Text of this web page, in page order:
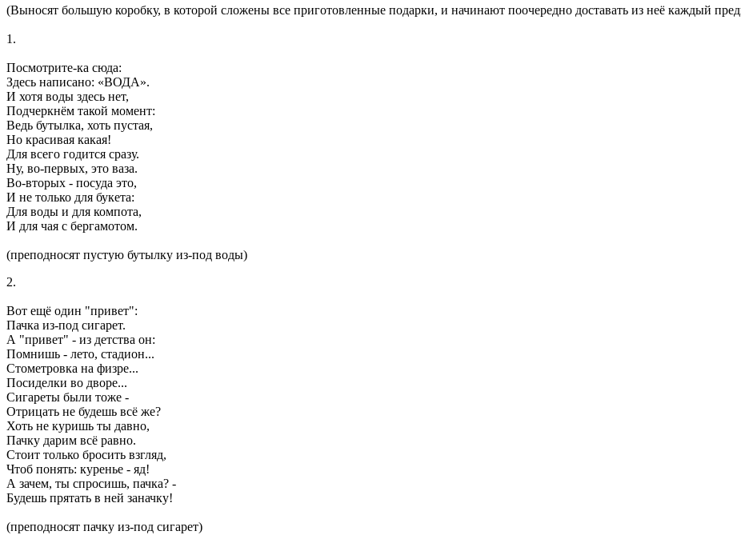
(Выносят большую коробку, в которой сложены все приготовленные подарки, и начинают поочередно доставать из неё каждый
1.
Посмотрите-ка сюда:
Здесь написано: «ВОДА».
И хотя воды здесь нет,
Подчеркнём такой момент:
Ведь бутылка, хоть пустая,
Но красивая какая!
Для всего годится сразу.
Ну, во-первых, это ваза.
Во-вторых - посуда это,
И не только для букета:
Для воды и для компота,
И для чая с бергамотом.
(преподносят пустую бутылку из-под воды)
2.
Вот ещё один "привет":
Пачка из-под сигарет.
А "привет" - из детства он:
Помнишь - лето, стадион...
Стометровка на физре...
Посиделки во дворе...
Сигареты были тоже -
Отрицать не будешь всё же?
Хоть не куришь ты давно,
Пачку дарим всё равно.
Стоит только бросить взгляд,
Чтоб понять: куренье - яд!
А зачем, ты спросишь, пачка? -
Будешь прятать в ней заначку!
(преподносят пачку из-под сигарет)